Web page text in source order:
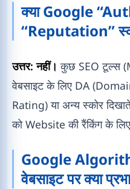
क्या Google
“Reputation”
उत्तर: नहीं।कुछ SEO टूल्स
वेबसाइट के लिए DA
Rating) या अन्य स्कोर
को Website की रैंकिंग के
Google
वेबसाइट पर क्या